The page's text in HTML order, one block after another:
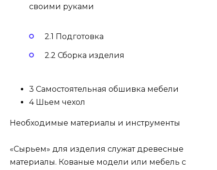
своими руками
2.1 Подготовка
2.2 Сборка изделия
3 Самостоятельная обшивка мебели
4 Шьем чехол
Необходимые материалы и инструменты
«Сырьем» для изделия служат древесные
материалы. Кованые модели или мебель с